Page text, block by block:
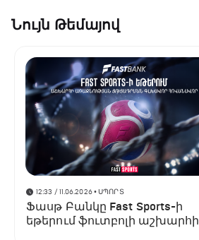
Նույն Թեմայով
12:33 / 11.06.2026• ՍՊՈՐՏ
Ֆասթ Բանկը Fast Sports-ի
եթերում ֆուտբոլի աշխարհի